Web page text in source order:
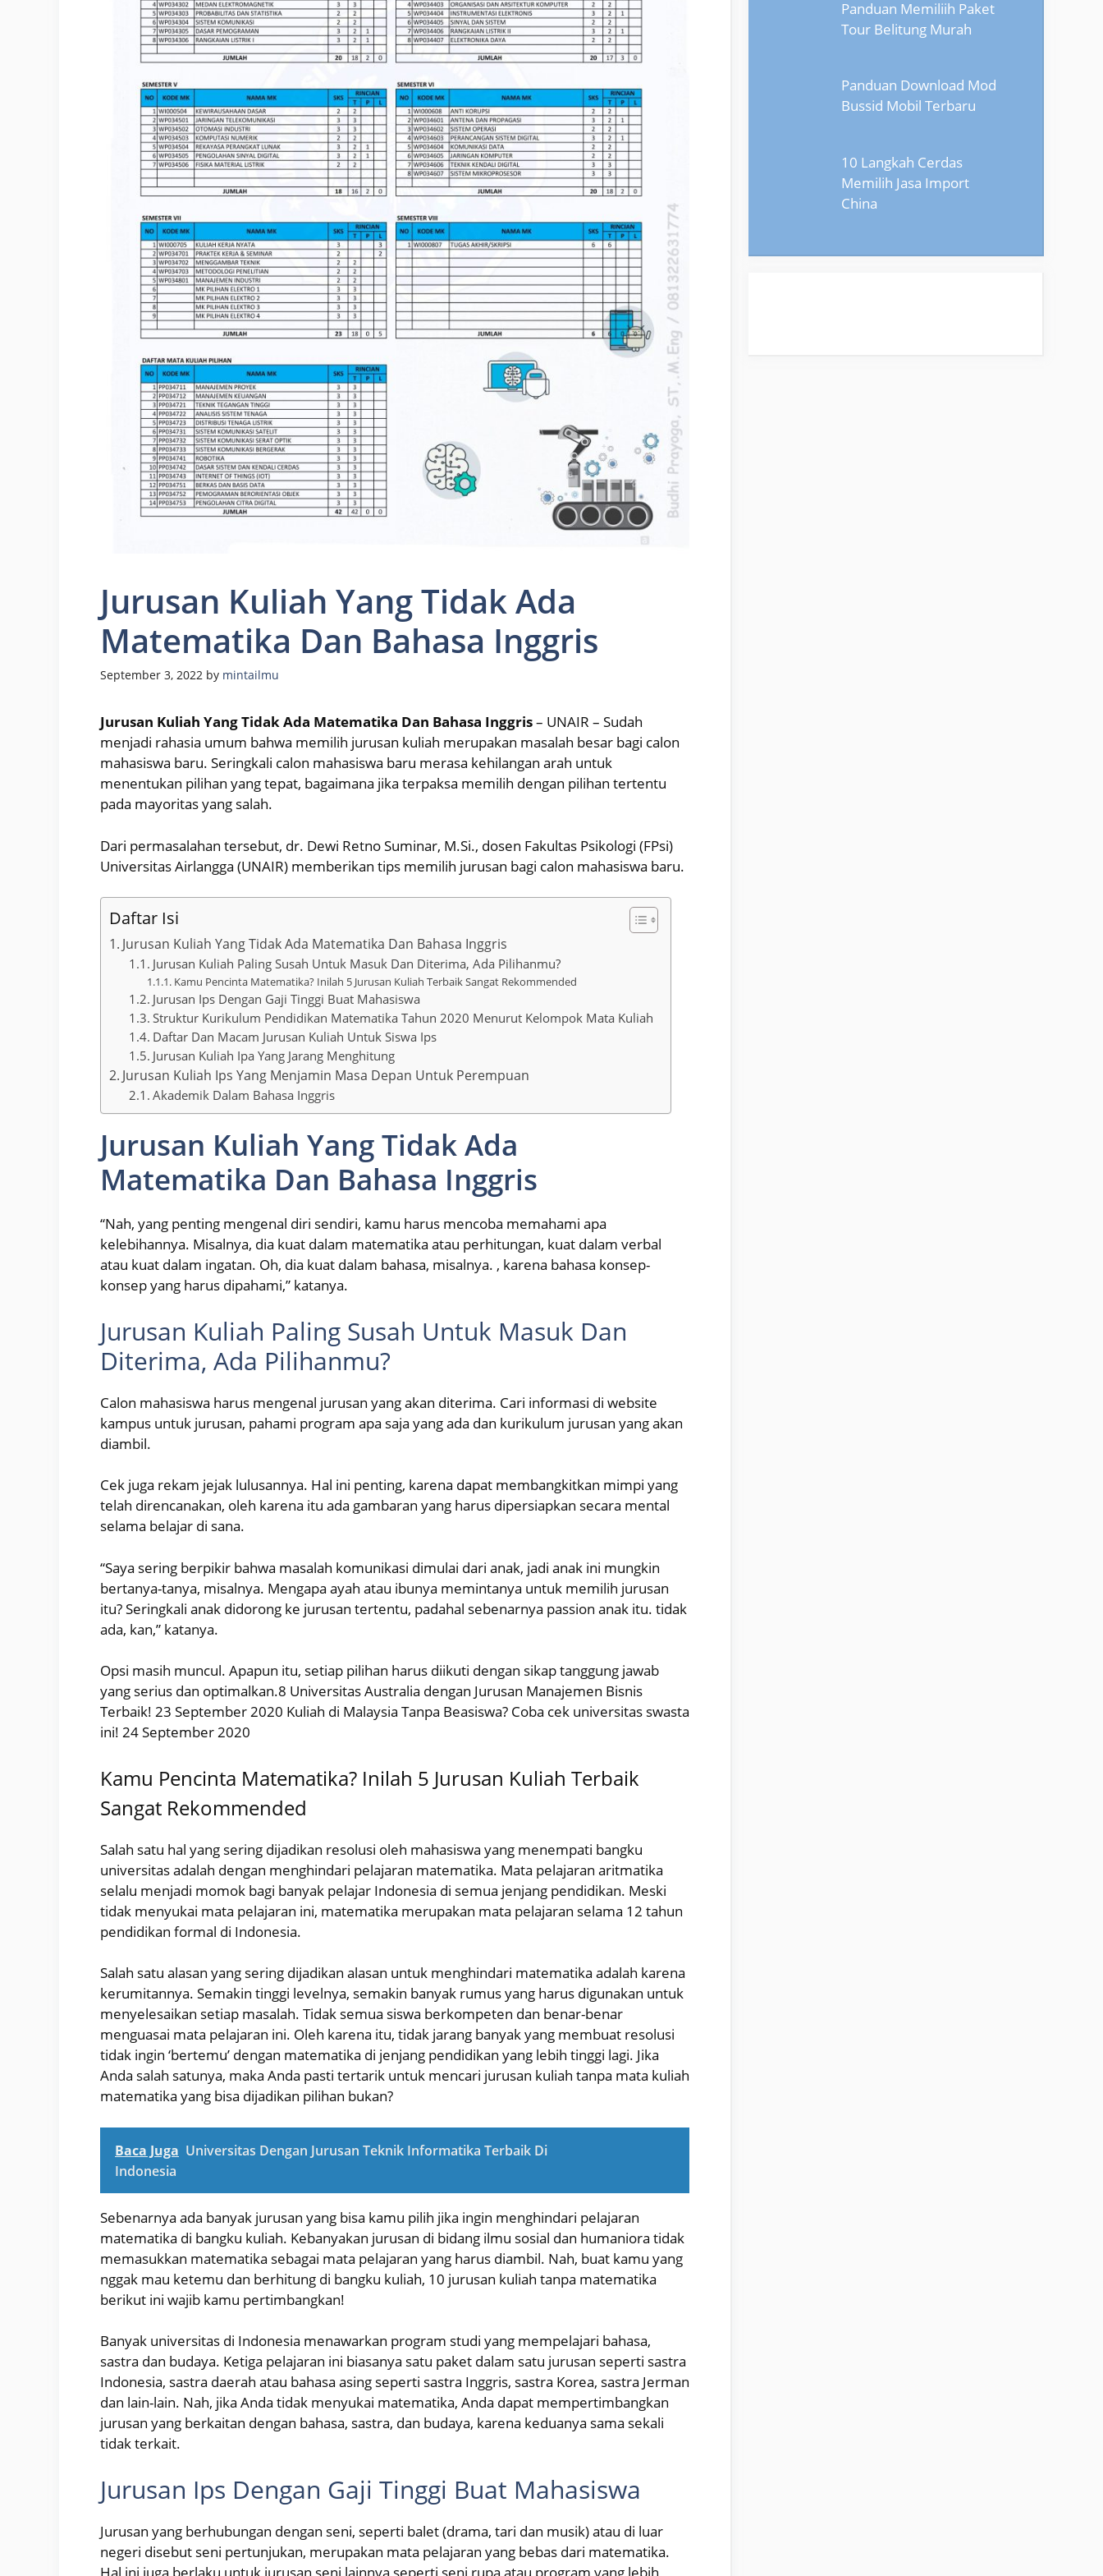
Jurusan Kuliah Yang Tidak Ada
Matematika Dan Bahasa Inggris
September 3, 2022 by mintailmu
Jurusan Kuliah Yang Tidak Ada Matematika Dan Bahasa Inggris– UNAIR – Sudah
menjadi rahasia umum bahwa memilih jurusan kuliah merupakan masalah besar bagi calon
mahasiswa baru. Seringkali calon mahasiswa baru merasa kehilangan arah untuk
menentukan pilihan yang tepat, bagaimana jika terpaksa memilih dengan pilihan tertentu
pada mayoritas yang salah.
Dari permasalahan tersebut, dr. Dewi Retno Suminar, M.Si., dosen Fakultas Psikologi (FPsi)
Universitas Airlangga (UNAIR) memberikan tips memilih jurusan bagi calon mahasiswa baru.
Daftar Isi
Jurusan Kuliah Yang Tidak Ada Matematika Dan Bahasa Inggris
Jurusan Kuliah Paling Susah Untuk Masuk Dan Diterima, Ada Pilihanmu?
Kamu Pencinta Matematika? Inilah 5 Jurusan Kuliah Terbaik Sangat Rekommended
Jurusan Ips Dengan Gaji Tinggi Buat Mahasiswa
Struktur Kurikulum Pendidikan Matematika Tahun 2020 Menurut Kelompok Mata Kuliah
Daftar Dan Macam Jurusan Kuliah Untuk Siswa Ips
Jurusan Kuliah Ipa Yang Jarang Menghitung
Jurusan Kuliah Ips Yang Menjamin Masa Depan Untuk Perempuan
Akademik Dalam Bahasa Inggris
Jurusan Kuliah Yang Tidak Ada
Matematika Dan Bahasa Inggris
“Nah, yang penting mengenal diri sendiri, kamu harus mencoba memahami apa
kelebihannya. Misalnya, dia kuat dalam matematika atau perhitungan, kuat dalam verbal
atau kuat dalam ingatan. Oh, dia kuat dalam bahasa, misalnya. , karena bahasa konsep-
konsep yang harus dipahami,” katanya.
Jurusan Kuliah Paling Susah Untuk Masuk Dan
Diterima, Ada Pilihanmu?
Calon mahasiswa harus mengenal jurusan yang akan diterima. Cari informasi di website
kampus untuk jurusan, pahami program apa saja yang ada dan kurikulum jurusan yang akan
diambil.
Cek juga rekam jejak lulusannya. Hal ini penting, karena dapat membangkitkan mimpi yang
telah direncanakan, oleh karena itu ada gambaran yang harus dipersiapkan secara mental
selama belajar di sana.
“Saya sering berpikir bahwa masalah komunikasi dimulai dari anak, jadi anak ini mungkin
bertanya-tanya, misalnya. Mengapa ayah atau ibunya memintanya untuk memilih jurusan
itu? Seringkali anak didorong ke jurusan tertentu, padahal sebenarnya passion anak itu. tidak
ada, kan,” katanya.
Opsi masih muncul. Apapun itu, setiap pilihan harus diikuti dengan sikap tanggung jawab
yang serius dan optimalkan.8 Universitas Australia dengan Jurusan Manajemen Bisnis
Terbaik! 23 September 2020 Kuliah di Malaysia Tanpa Beasiswa? Coba cek universitas swasta
ini! 24 September 2020
Kamu Pencinta Matematika? Inilah 5 Jurusan Kuliah Terbaik
Sangat Rekommended
Salah satu hal yang sering dijadikan resolusi oleh mahasiswa yang menempati bangku
universitas adalah dengan menghindari pelajaran matematika. Mata pelajaran aritmatika
selalu menjadi momok bagi banyak pelajar Indonesia di semua jenjang pendidikan. Meski
tidak menyukai mata pelajaran ini, matematika merupakan mata pelajaran selama 12 tahun
pendidikan formal di Indonesia.
Salah satu alasan yang sering dijadikan alasan untuk menghindari matematika adalah karena
kerumitannya. Semakin tinggi levelnya, semakin banyak rumus yang harus digunakan untuk
menyelesaikan setiap masalah. Tidak semua siswa berkompeten dan benar-benar
menguasai mata pelajaran ini. Oleh karena itu, tidak jarang banyak yang membuat resolusi
tidak ingin ‘bertemu’ dengan matematika di jenjang pendidikan yang lebih tinggi lagi. Jika
Anda salah satunya, maka Anda pasti tertarik untuk mencari jurusan kuliah tanpa mata kuliah
matematika yang bisa dijadikan pilihan bukan?
Baca Juga Universitas Dengan Jurusan Teknik Informatika Terbaik Di
Indonesia
Sebenarnya ada banyak jurusan yang bisa kamu pilih jika ingin menghindari pelajaran
matematika di bangku kuliah. Kebanyakan jurusan di bidang ilmu sosial dan humaniora tidak
memasukkan matematika sebagai mata pelajaran yang harus diambil. Nah, buat kamu yang
nggak mau ketemu dan berhitung di bangku kuliah, 10 jurusan kuliah tanpa matematika
berikut ini wajib kamu pertimbangkan!
Banyak universitas di Indonesia menawarkan program studi yang mempelajari bahasa,
sastra dan budaya. Ketiga pelajaran ini biasanya satu paket dalam satu jurusan seperti sastra
Indonesia, sastra daerah atau bahasa asing seperti sastra Inggris, sastra Korea, sastra Jerman
dan lain-lain. Nah, jika Anda tidak menyukai matematika, Anda dapat mempertimbangkan
jurusan yang berkaitan dengan bahasa, sastra, dan budaya, karena keduanya sama sekali
tidak terkait.
Jurusan Ips Dengan Gaji Tinggi Buat Mahasiswa
Jurusan yang berhubungan dengan seni, seperti balet (drama, tari dan musik) atau di luar
negeri disebut seni pertunjukan, merupakan mata pelajaran yang bebas dari matematika.
Panduan Memiliih Paket
Tour Belitung Murah
Panduan Download Mod
Bussid Mobil Terbaru
10 Langkah Cerdas
Memilih Jasa Import
China